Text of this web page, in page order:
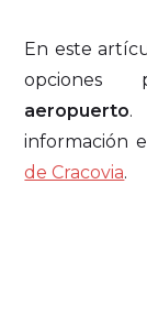
En este
aeropuerto.
información
de Cracovia.